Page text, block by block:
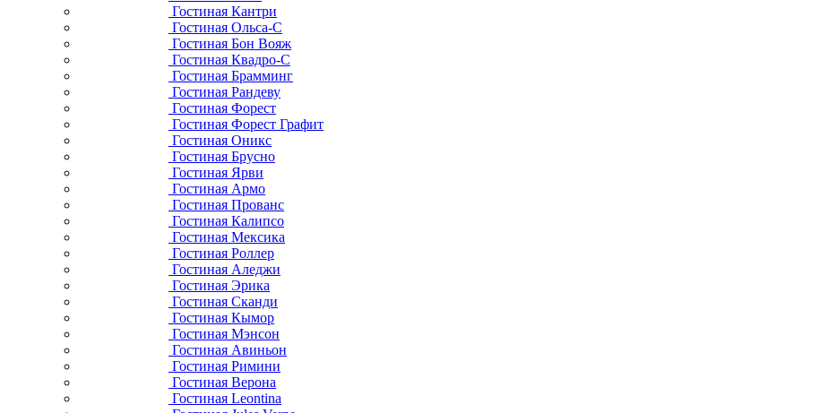
Гостиная Кантри
Гостиная Ольса-С
Гостиная Бон Вояж
Гостиная Квадро-С
Гостиная Брамминг
Гостиная Рандеву
Гостиная Форест
Гостиная Форест Графит
Гостиная Оникс
Гостиная Брусно
Гостиная Ярви
Гостиная Армо
Гостиная Прованс
Гостиная Калипсо
Гостиная Мексика
Гостиная Роллер
Гостиная Аледжи
Гостиная Эрика
Гостиная Сканди
Гостиная Кымор
Гостиная Мэнсон
Гостиная Авиньон
Гостиная Римини
Гостиная Верона
Гостиная Leontina